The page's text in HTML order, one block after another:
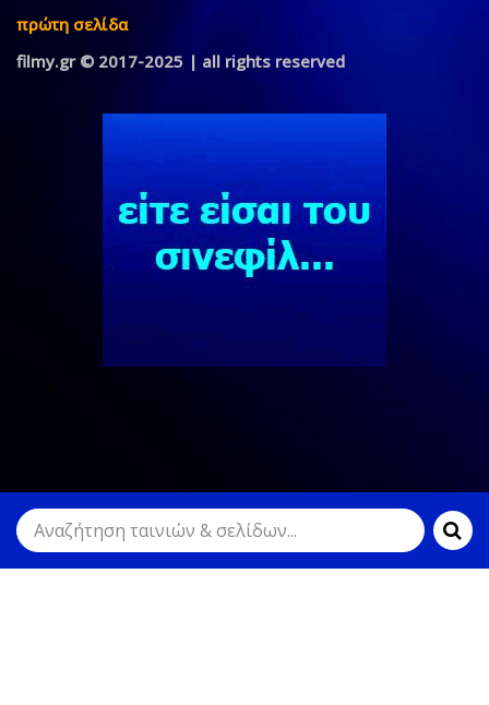
πρώτη σελίδα
filmy.gr © 2017-2025 | all rights reserved